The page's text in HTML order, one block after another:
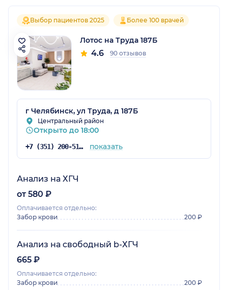
Выбор пациентов 2025 Более 100 врачей
Лотос на Труда 187Б
4.6 90 отзывов
г Челябинск, ул Труда, д 187Б
Центральный район
Открыто до 18:00
+7 (351) 200-51-58 показать
Анализ на ХГЧ
от 580 ₽
Оплачивается отдельно:
Забор крови
200 ₽
Анализ на свободный b-ХГЧ
665 ₽
Оплачивается отдельно:
Забор крови
200 ₽